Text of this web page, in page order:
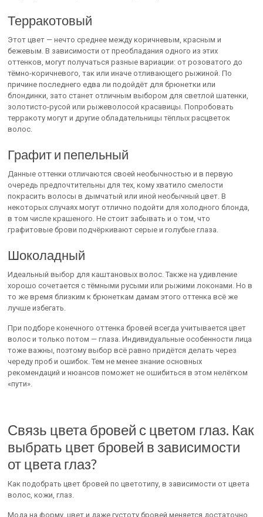
Терракотовый
Этот цвет — нечто среднее между коричневым, красным и
бежевым. В зависимости от преобладания одного из этих
оттенков, могут получаться разные вариации: от розоватого до
тёмно-коричневого, так или иначе отливающего рыжиной. По
причине последнего едва ли подойдёт для брюнетки или
блондинки, зато станет отличным выбором для светлой шатенки,
золотисто-русой или рыжеволосой красавицы. Попробовать
терракоту могут и другие обладательницы тёплых расцветок
волос.
Графит и пепельный
Данные оттенки отличаются своей необычностью и в первую
очередь предпочтительны для тех, кому хватило смелости
покрасить волосы в дымчатый или иной необычный цвет. В
некоторых случаях могут отлично подойти для холодного блонда,
в том числе крашеного. Не стоит забывать и о том, что
графитовые брови подчёркивают серые и голубые глаза.
Шоколадный
Идеальный выбор для каштановых волос. Также на удивление
хорошо сочетается с тёмными русыми или рыжими локонами. Но в
то же время близким к брюнеткам дамам этого оттенка всё же
лучше избегать.
При подборе конечного оттенка бровей всегда учитывается цвет
волос и только потом — глаза. Индивидуальные особенности лица
тоже важны, поэтому выбор всё равно придётся делать через
череду проб и ошибок. Тем не менее знание основных
рекомендаций и нюансов поможет не ошибиться в этом нелёгком
«пути».
Связь цвета бровей с цветом глаз. Как
выбрать цвет бровей в зависимости
от цвета глаз?
Как подобрать цвет бровей по цветотипу, в зависимости от цвета
волос, кожи, глаз.
Мода на форму, цвет и даже густоту бровей меняется достаточно